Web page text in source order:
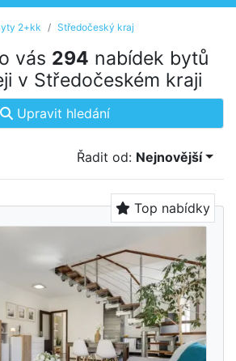
2+kk Středočeský kraj
vás 294 nabídek bytů
v Středočeském kraji
Upravit hledání
Řadit od: Nejnovější
Top nabídky